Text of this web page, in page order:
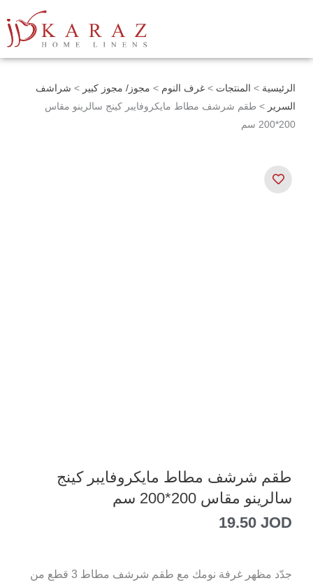
الرئيسية > المنتجات > غرف النوم > مجوز/ مجوز كبير > شراشف
السرير > طقم شرشف مطاط مايكروفايبر كينج سالرينو مقاس
200*200 سم
طقم شرشف مطاط مايكروفايبر كينج
سالرينو مقاس 200*200 سم
19.50 JOD
جدّد مظهر غرفة نومك مع طقم شرشف مطاط 3 قطع من